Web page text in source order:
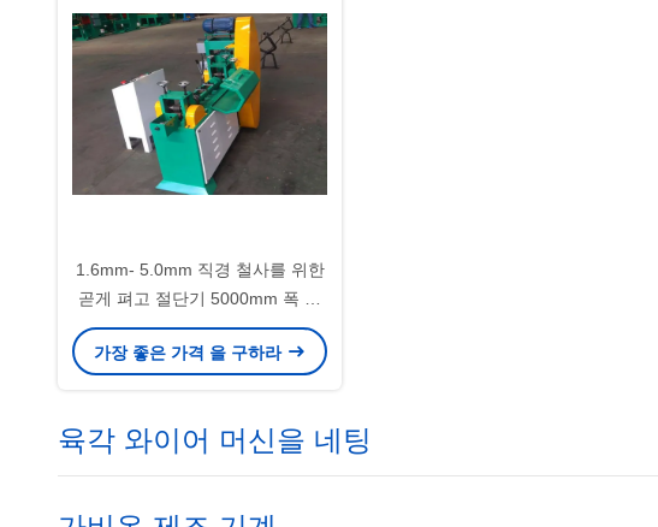
1.6mm- 5.0mm 직경 철사를 위한
곧게 펴고 절단기 5000mm 폭 철
사
가장 좋은 가격 을 구하라
육각 와이어 머신을 네팅